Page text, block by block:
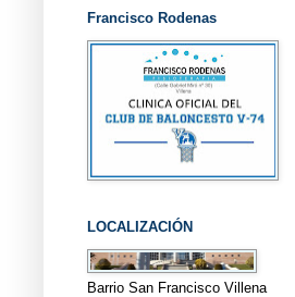
Francisco Rodenas
LOCALIZACIÓN
Barrio San Francisco Villena